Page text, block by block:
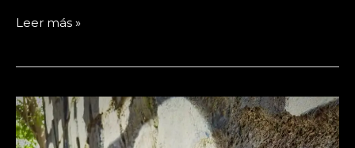
Guionista
Leer más »